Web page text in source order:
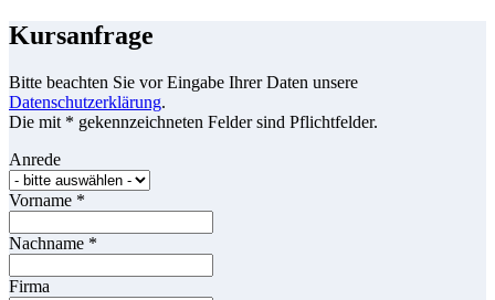
Kursanfrage
Bitte beachten Sie vor Eingabe Ihrer Daten unsere
Datenschutzerklärung.
Die mit * gekennzeichneten Felder sind Pflichtfelder.
Anrede
Vorname *
Nachname *
Firma